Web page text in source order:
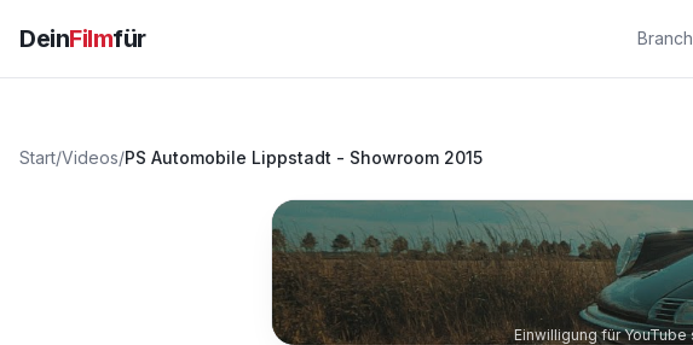
DeinFilmfür
Start/Videos/PS Automobile Lippstadt - Showroom 2015
Einwilligung für